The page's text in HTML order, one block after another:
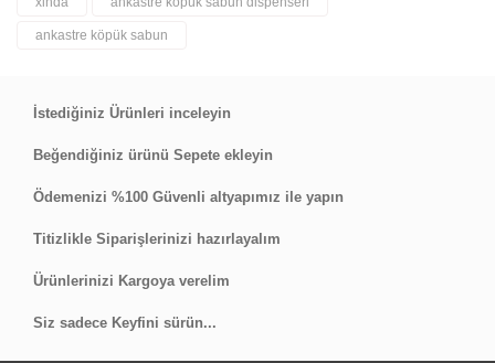
Yorum Yaz
ankastre köpük sabun
İstediğiniz Ürünleri inceleyin
Beğendiğiniz ürünü Sepete ekleyin
Ödemenizi %100 Güvenli altyapımız ile yapın
Titizlikle Siparişlerinizi hazırlayalım
Ürünlerinizi Kargoya verelim
Siz sadece Keyfini sürün...